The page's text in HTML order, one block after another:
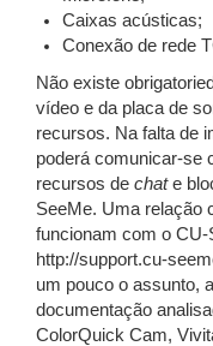
Caixas acústicas;
Conexão de rede
Não existe
vídeo e da placa de
recursos. Na falta de
poderá comunicar-se
recursos de chate
SeeMe. Uma relação
funcionam com o
http://support.cu-
um pouco o assunto,
documentação
ColorQuick Cam,